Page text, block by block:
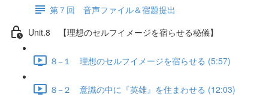
第７回 音声ファイル＆宿題提出
Unit.8 【理想のセルフイメージを宿らせる秘儀】
８−１ 理想のセルフイメージを宿らせる (5:57)
８−２ 意識の中に『英雄』を住まわせる (12:03)